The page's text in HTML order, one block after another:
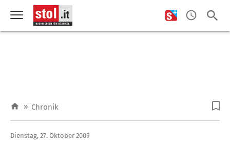
» Chronik
Dienstag, 27. Oktober 2009